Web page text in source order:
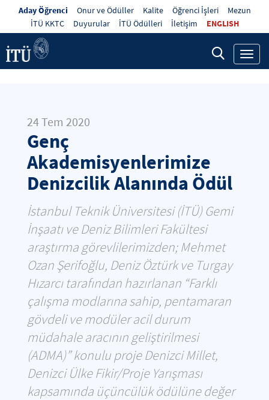
Aday Öğrenci Onur ve Ödüller Kalite Öğrenci İşleri
Mezun
İTÜ KKTC
Duyurular İTÜ Ödülleri İletişim ENGLISH
24 Tem 2020
Genç
Akademisyenlerimize
Denizcilik Alanında Ödül
İstanbul Teknik Üniversitesi (İTÜ) Gemi
İnşaatı ve Deniz Bilimleri Fakültesi
araştırma görevlilerimizden; Mehmet
Ozan Şerifoğlu, Deniz Öztürk ve Turgay
Hızarcı tarafından hazırlanan “Farklı
çalışma modlarına sahip, pentamaran
gövdeli ve modüler acil durum
müdahale aracının geliştirilmesi
(ADMA)” konulu proje Denizci Millet,
Denizci Ülke Fikir/Proje Yarışması
kapsamında üçüncülük ödülüne değer